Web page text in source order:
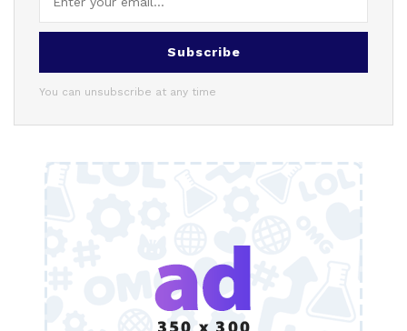
Subscribe
You can unsubscribe at any time